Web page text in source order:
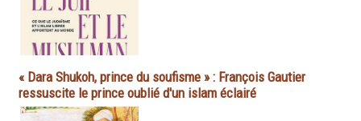
« Dara Shukoh, prince du soufisme » : François Gautier
ressuscite le prince oublié d'un islam éclairé